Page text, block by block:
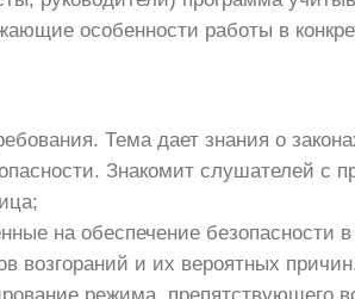
особенности работы в
Тема дает знания о
Знакомит слушателей с
на обеспечение безопасности
и их вероятных